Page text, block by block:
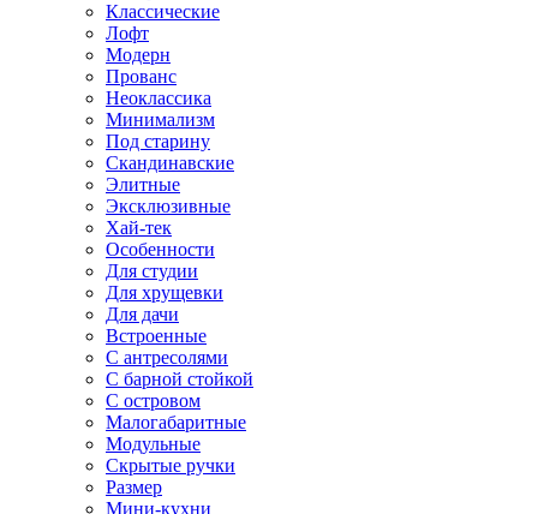
Классические
Лофт
Модерн
Прованс
Неоклассика
Минимализм
Под старину
Скандинавские
Элитные
Эксклюзивные
Хай-тек
Особенности
Для студии
Для хрущевки
Для дачи
Встроенные
С антресолями
С барной стойкой
С островом
Малогабаритные
Модульные
Скрытые ручки
Размер
Мини-кухни